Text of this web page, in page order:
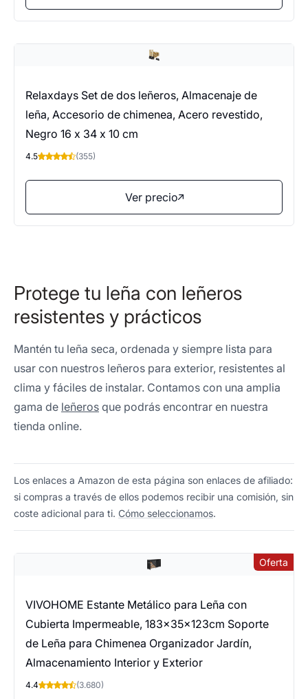
Relaxdays Set de dos leñeros, Almacenaje de
leña, Accesorio de chimenea, Acero revestido,
Negro 16 x 34 x 10 cm
4.5 (355)
Ver precio
Protege tu leña con leñeros
resistentes y prácticos
Mantén tu leña seca, ordenada y siempre lista para
usar con nuestros leñeros para exterior, resistentes al
clima y fáciles de instalar. Contamos con una amplia
gama de leñeros que podrás encontrar en nuestra
tienda online.
Los enlaces a Amazon de esta página son enlaces de afiliado:
si compras a través de ellos podemos recibir una comisión, sin
coste adicional para ti. Cómo seleccionamos.
Oferta
VIVOHOME Estante Metálico para Leña con
Cubierta Impermeable, 183×35×123cm Soporte
de Leña para Chimenea Organizador Jardín,
Almacenamiento Interior y Exterior
4.4 (3.680)